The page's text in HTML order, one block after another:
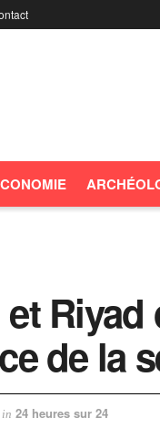
de la
in 24 heures sur 24